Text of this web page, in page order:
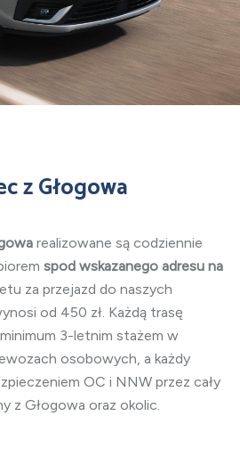
z Głogowa
realizowane są codziennie
spod wskazanego adresu na
za przejazd do naszych
od 450 zł. Każdą trasę
3-letnim stażem w
osobowych, a każdy
OC i NNW przez cały
z Głogowa oraz okolic.